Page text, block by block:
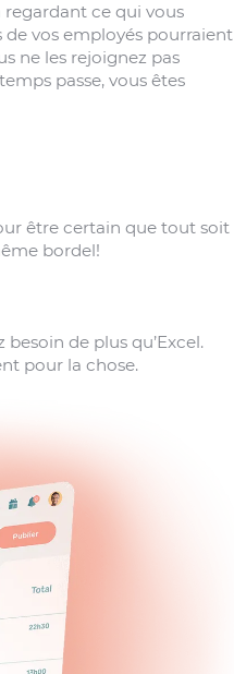
ce qui vous
de vos employés pourraient
ne les rejoignez pas
passe, vous êtes
être certain que tout soit
bordel!
de plus qu’Excel.
pour la chose.